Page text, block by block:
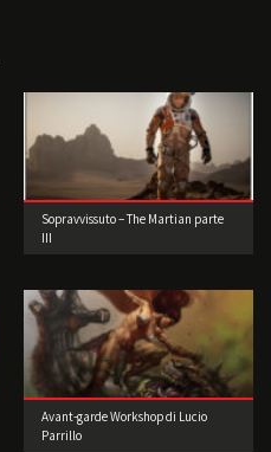
Sopravvissuto – The Martian parte
III
Avant-garde Workshop di Lucio
Parrillo